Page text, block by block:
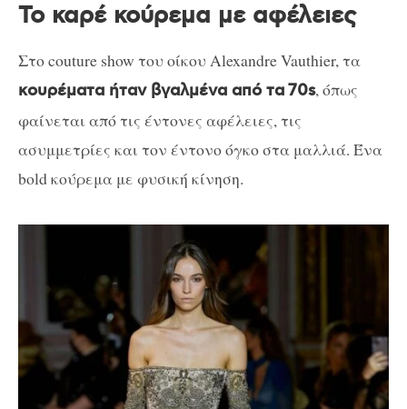
Το καρέ κούρεμα με αφέλειες
Στο couture show του οίκου Alexandre Vauthier, τα
κουρέματα ήταν βγαλμένα από τα70s, όπως
φαίνεται από τις έντονες αφέλειες, τις
ασυμμετρίες και τον έντονο όγκο στα μαλλιά. Ένα
bold κούρεμα με φυσική κίνηση.